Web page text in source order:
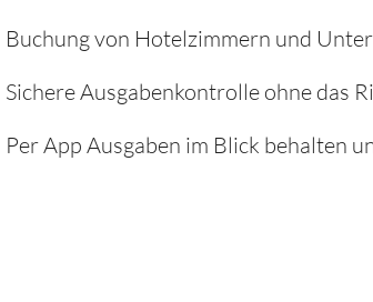
Buchung von Hotelzimmern und
Sichere Ausgabenkontrolle ohne das
Per App Ausgaben im Blick behalten